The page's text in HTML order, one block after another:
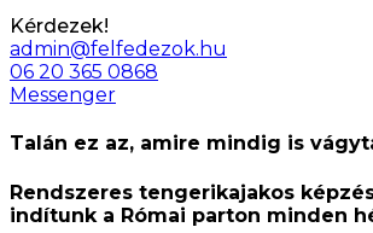
Kérdezek!
admin@felfedezok.hu
06 20 365 0868
Messenger
Talán ez az, amire mindig is
Rendszeres tengerikajakos
indítunk a Római parton minden